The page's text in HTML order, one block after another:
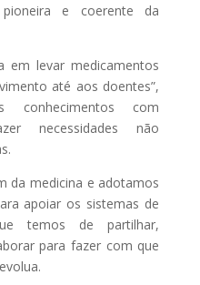
e coerente da
em levar medicamentos
até aos doentes”,
conhecimentos com
necessidades não
da medicina e adotamos
apoiar os sistemas de
temos de partilhar,
para fazer com que